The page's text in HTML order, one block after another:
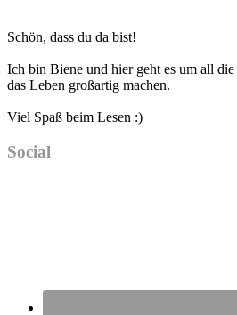
Sidebar
Schön, dass du da bist!
Ich bin Biene und hier geht es um all
das Leben großartig machen.
Viel Spaß beim Lesen :)
Social